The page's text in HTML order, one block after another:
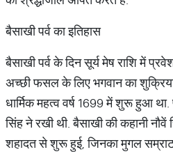
बैसाखी पर्व का इतिहास
बैसाखी पर्व के दिन सूर्य मेष राशि में
अच्छी फसल के लिए भगवान का
धार्मिक महत्व वर्ष 1699 में शुरू हुआ
सिंह ने रखी थी. बैसाखी की कहानी
शहादत से शुरू हुई, जिनका मुगल